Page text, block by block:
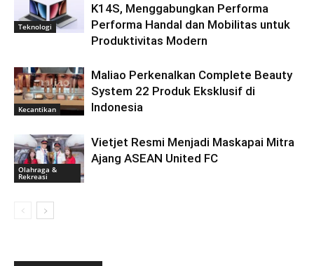
Teknologi
K14S, Menggabungkan Performa
Performa Handal dan Mobilitas untuk
Produktivitas Modern
Kecantikan
Maliao Perkenalkan Complete Beauty
System 22 Produk Eksklusif di
Indonesia
Olahraga &
Rekreasi
Vietjet Resmi Menjadi Maskapai Mitra
Ajang ASEAN United FC